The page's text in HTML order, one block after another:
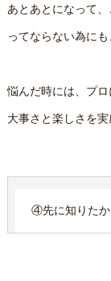
あとあとになって、
ってならない為にも、
悩んだ時には、プ
大事さと楽しさを実
④先に知りたか